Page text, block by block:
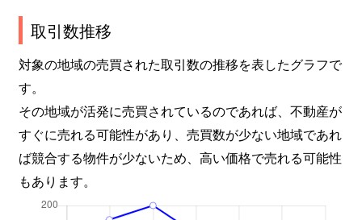
取引数推移
対象の地域の売買された取引数の推移を表したグラフで
す。
その地域が活発に売買されているのであれば、不動産が
すぐに売れる可能性があり、売買数が少ない地域であれ
ば競合する物件が少ないため、高い価格で売れる可能性
もあります。